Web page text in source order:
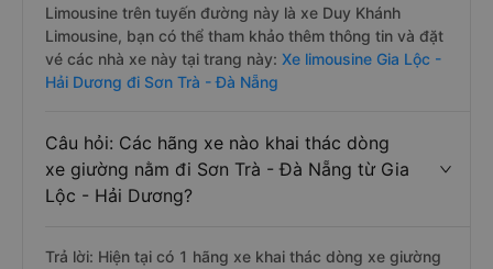
Limousine trên tuyến đường này là xe Duy Khánh
Limousine, bạn có thể tham khảo thêm thông tin và đặt
vé các nhà xe này tại trang này: Xe limousine Gia Lộc -
Hải Dương đi Sơn Trà - Đà Nẵng
Câu hỏi: Các hãng xe nào khai thác dòng
xe giường nằm đi Sơn Trà - Đà Nẵng từ Gia
Lộc - Hải Dương?
Trả lời: Hiện tại có 1 hãng xe khai thác dòng xe giường